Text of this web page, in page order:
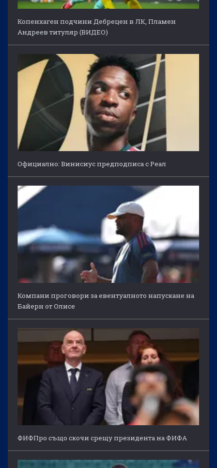
Копенхаген подчини Дебрецен в ЛК, Пламен
Андреев титуляр (ВИДЕО)
Официално: Винисиус предподписа с Реал
Компани проговори за евентуалното напускане на
Байерн от Олисе
ФИФПро също скочи срещу президента на ФИФА